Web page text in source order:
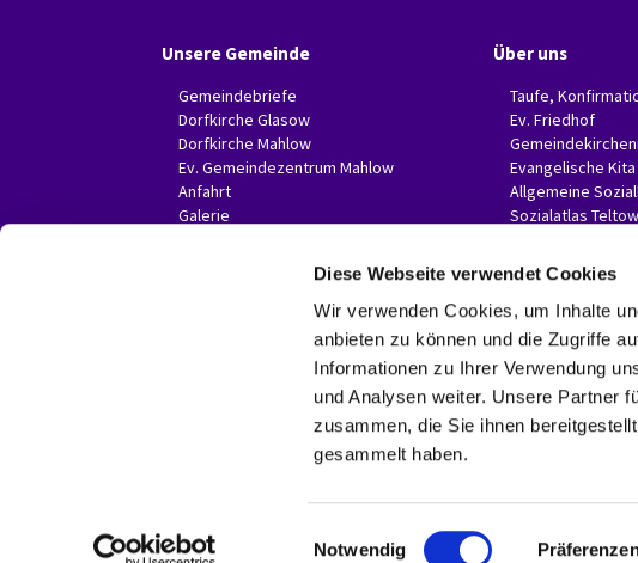
Diese Webseite verwendet Cookies
Wir verwenden Cookies, um Inhalte
anbieten zu können und die Zugriffe
Informationen zu Ihrer Verwendung
und Analysen weiter. Unsere Partner
zusammen, die Sie ihnen
gesammelt haben.
Notwendig
Unsere Gemeinde
Gemeindebriefe
Dorfkirche Glasow
Dorfkirche Mahlow
Ev. Gemeindezentrum Mahlow
Anfahrt
Galerie
Über uns
Taufe,
Ev. Friedhof
Evangelische Kita
Allgemeine
Sozialatlas
